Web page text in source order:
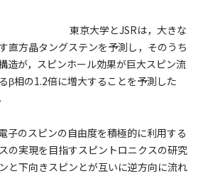
東京大学とJSRは，大きな
直方晶タングステンを予測し，そのうち
造が，スピンホール効果が巨大スピン流
β相の1.2倍に増大することを予測した
子のスピンの自由度を積極的に利用する
の実現を目指すスピントロニクスの研究
と下向きスピンとが互いに逆方向に流れ